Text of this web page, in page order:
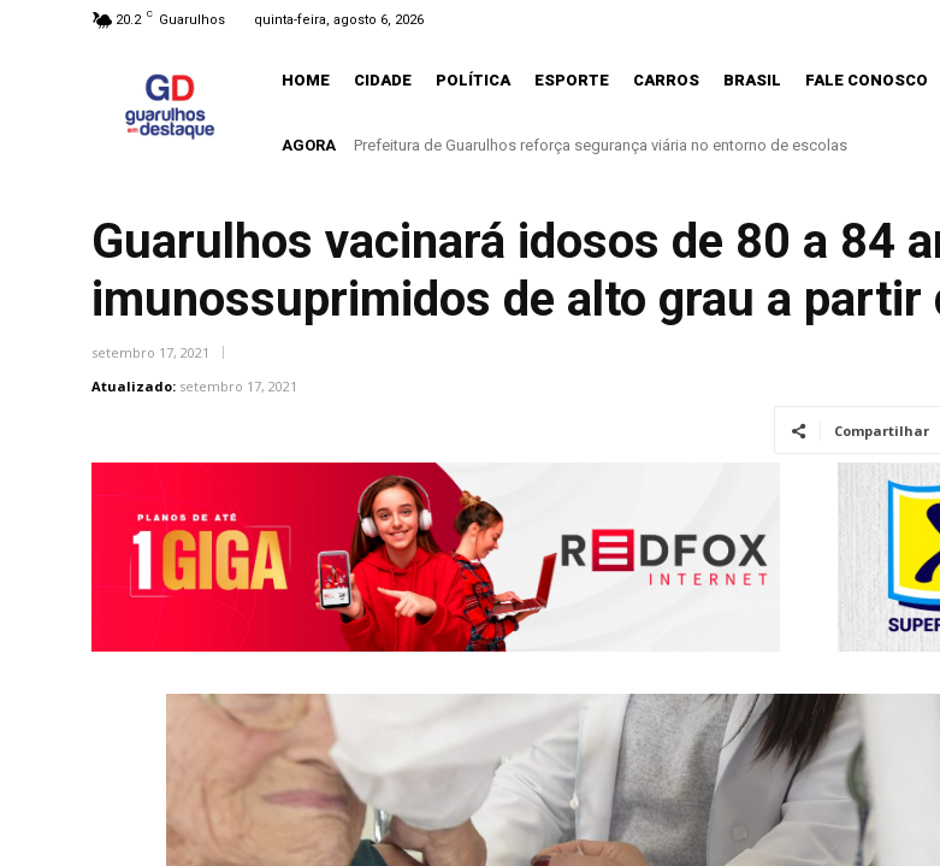
20.2 C Guarulhos quinta-feira, agosto 6, 2026
HOME CIDADE POLÍTICA ESPORTE CARROS BRASIL FALE CONOSCO
AGORA Governo de SP diz que não haverá demissões de funcionários da CPTM
Guarulhos vacinará idosos de 80 a 84
imunossuprimidos de alto grau a partir
setembro 17, 2021
Atualizado: setembro 17, 2021
Compartilhar